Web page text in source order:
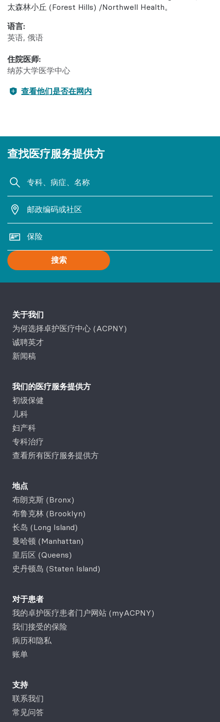
语言:
英语 俄语
住院医师:
纳苏大学医学中心
查看他们是否在网内
太森林小丘 (Forest Hills) /Northwell Health。
查找医疗服务提供方
搜索
关于我们
为何选择卓护医疗中心 (ACPNY)
诚聘英才
新闻稿
我们的医疗服务提供方
初级保健
儿科
妇产科
专科治疗
查看所有医疗服务提供方
地点
布朗克斯 (Bronx)
布鲁克林 (Brooklyn)
长岛 (Long Island)
曼哈顿 (Manhattan)
皇后区 (Queens)
史丹顿岛 (Staten Island)
对于患者
我的卓护医疗患者门户网站 (myACPNY)
我们接受的保险
病历和隐私
账单
支持
联系我们
常见问答